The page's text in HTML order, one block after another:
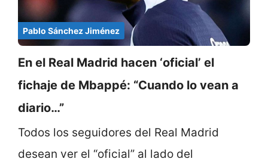
Pablo Sánchez Jiménez
En el Real Madrid hacen ‘oficial’ el
fichaje de Mbappé: “Cuando lo vean a
diario…”
Todos los seguidores del Real Madrid
desean ver el “oficial” al lado del